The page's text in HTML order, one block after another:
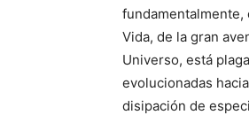
fundamentalmente,
Vida, de la gran
Universo, está
evolucionadas
disipación de